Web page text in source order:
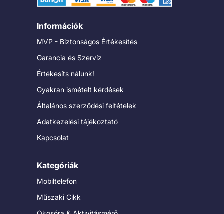
Információk
MVP - Biztonságos Értékesítés
Garancia és Szervíz
Értékesíts nálunk!
Gyakran ismételt kérdések
Általános szerződési feltételek
Adatkezelési tájékoztató
Kapcsolat
Kategóriák
Mobiltelefon
Műszaki Cikk